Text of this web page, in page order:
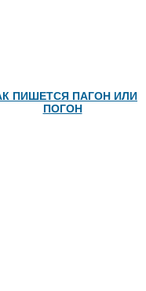
ПИШЕТСЯ ПАГОН ИЛИ
ПОГОН